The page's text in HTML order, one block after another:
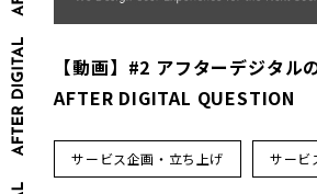
【動画】#2 アフターデジタル
AFTER DIGITAL QUESTION
サービス企画・立ち上げ サービ